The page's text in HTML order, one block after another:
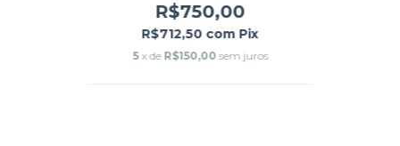
R$750,00
R$712,50 com Pix
5 x de R$150,00 sem juros